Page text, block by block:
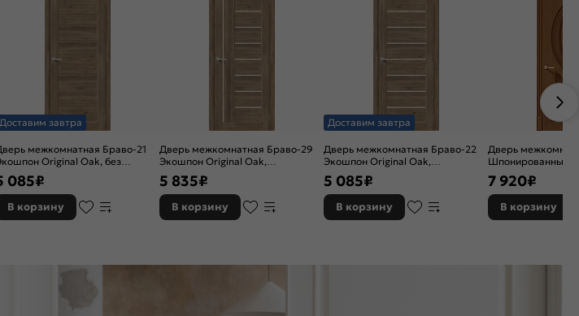
Доставим завтра
межкомнатная Браво-21
Original Oak, без
глухая, без стекла, без
царговая
085₽
В корзину
Дверь межкомнатная Браво-29
Экошпон Original Oak,
остекленная, magic fog, без
кромки, царговая
5 835₽
В корзину
Доставим завтра
Дверь межкомнатная Браво-22
Экошпон Original Oak,
остекленная, magic fog, без
кромки, царговая
5 085₽
В корзину
Дверь
Шпонированные
глухая, каркасно-
7 920₽
В корзину